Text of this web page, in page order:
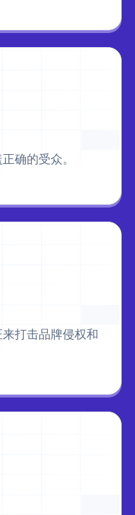
确的受众。
打击品牌侵权和